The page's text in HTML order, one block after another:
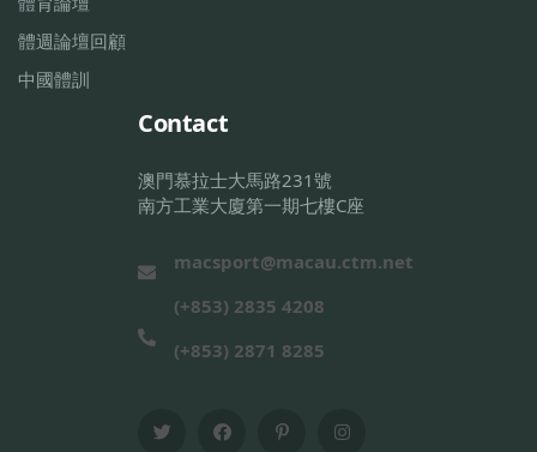
體週論壇回顧
中國體訓
Contact
澳門慕拉士大馬路231號
南方工業大廈第一期七樓C座
macsport@macau.ctm.net
(+853) 2835 4208
(+853) 2871 8285